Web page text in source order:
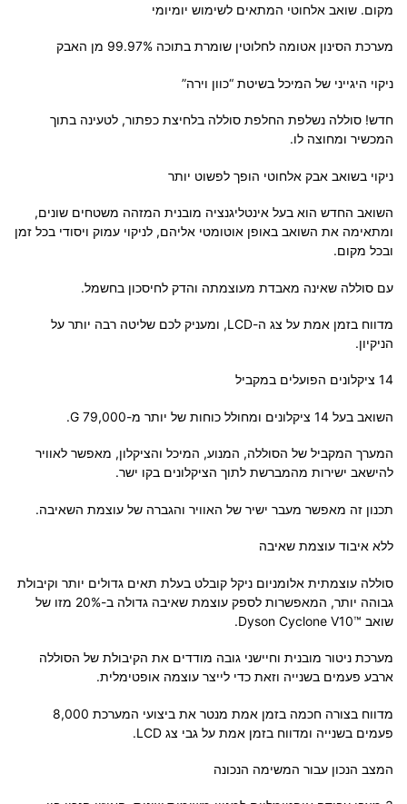
מקום. שואב אלחוטי המתאים לשימוש יומיומי
מערכת הסינון אטומה לחלוטין שומרת בתוכה 99.97% מן האבק
ניקוי היגייני של המיכל בשיטת “כוון וירה”
חדש! סוללה נשלפת החלפת סוללה בלחיצת כפתור, לטעינה בתוך
המכשיר ומחוצה לו.
ניקוי בשואב אבק אלחוטי הופך לפשוט יותר
השואב החדש הוא בעל אינטליגנציה מובנית המזהה משטחים שונים,
ומתאימה את השואב באופן אוטומטי אליהם, לניקוי עמוק ויסודי בכל זמן
ובכל מקום.
עם סוללה שאינה מאבדת מעוצמתה והדק לחיסכון בחשמל.
מדווח בזמן אמת על צג ה-LCD, ומעניק לכם שליטה רבה יותר על
הניקיון.
14 ציקלונים הפועלים במקביל
השואב בעל 14 ציקלונים ומחולל כוחות של יותר מ-G 79,000.
המערך המקביל של הסוללה, המנוע, המיכל והציקלון, מאפשר לאוויר
להישאב ישירות מהמברשת לתוך הציקלונים בקו ישר.
תכנון זה מאפשר מעבר ישיר של האוויר והגברה של עוצמת השאיבה.
ללא איבוד עוצמת שאיבה
סוללה עוצמתית אלומניום ניקל קובלט בעלת תאים גדולים יותר וקיבולת
גבוהה יותר, המאפשרות לספק עוצמת שאיבה גדולה ב-20% מזו של
שואב ™Dyson Cyclone V10.
מערכת ניטור מובנית וחיישני גובה מודדים את הקיבולת של הסוללה
ארבע פעמים בשנייה וזאת כדי לייצר עוצמה אופטימלית.
מדווח בצורה חכמה בזמן אמת מנטר את ביצועי המערכת 8,000
פעמים בשנייה ומדווח בזמן אמת על גבי צג LCD.
המצב הנכון עבור המשימה הנכונה